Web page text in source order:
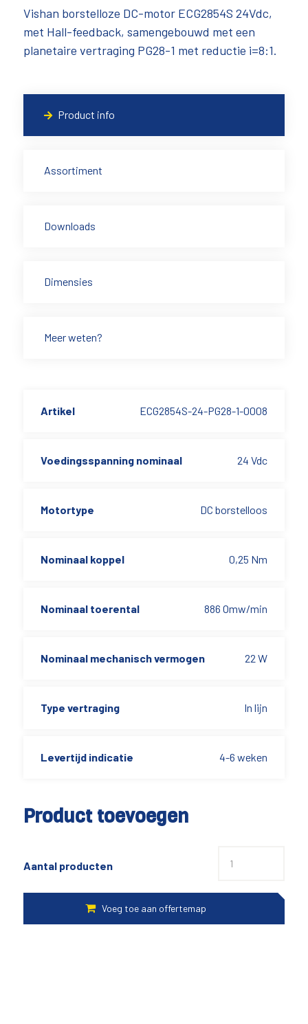
Product toevoegen
Aantal producten
Vishan borstelloze DC-motor ECG2854S 24Vdc,
met Hall-feedback, samengebouwd met een
planetaire vertraging PG28-1 met reductie i=8:1.
Product info
Assortiment
Downloads
Dimensies
Meer weten?
Artikel ECG2854S-24-PG28-1-0008
Voedingsspanning nominaal 24 Vdc
Motortype DC borstelloos
Nominaal koppel 0,25 Nm
Nominaal toerental 886 Omw/min
Nominaal mechanisch vermogen 22 W
Type vertraging In lijn
Levertijd indicatie 4-6 weken